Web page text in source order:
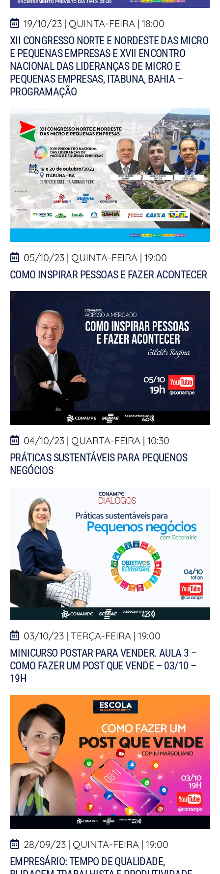
19/10/23 | QUINTA-FEIRA | 18:00
XII CONGRESSO NORTE E NORDESTE DAS MICRO
E PEQUENAS EMPRESAS E XVII ENCONTRO
NACIONAL DAS LIDERANÇAS DE MICRO E
PEQUENAS EMPRESAS, ITABUNA, BAHIA –
PROGRAMAÇÃO
05/10/23 | QUINTA-FEIRA | 19:00
COMO INSPIRAR PESSOAS E FAZER ACONTECER
04/10/23 | QUARTA-FEIRA | 10:30
PRÁTICAS SUSTENTÁVEIS PARA PEQUENOS
NEGÓCIOS
03/10/23 | TERÇA-FEIRA | 19:00
MINICURSO POSTAR PARA VENDER. AULA 3 –
COMO FAZER UM POST QUE VENDE – 03/10 –
19H
28/09/23 | QUINTA-FEIRA | 19:00
EMPRESÁRIO: TEMPO DE QUALIDADE,